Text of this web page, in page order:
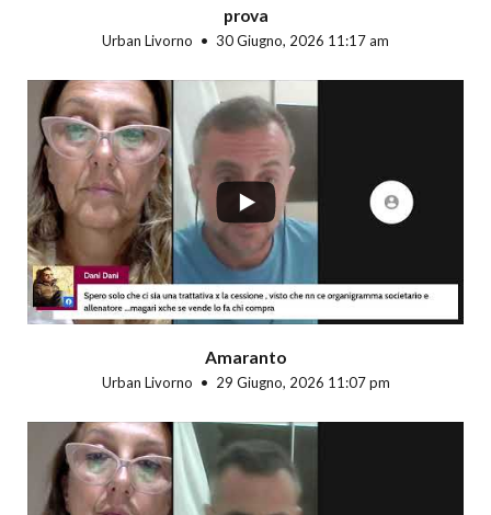
prova
Urban Livorno 30 Giugno, 2026 11:17 am
Amaranto
Urban Livorno 29 Giugno, 2026 11:07 pm